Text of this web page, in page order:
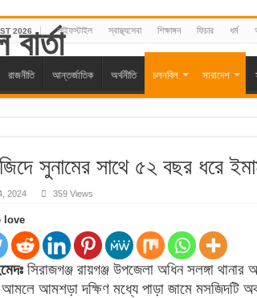
2026 লাইফস্টাইল স্বাস্থ্যসেবা শিক্ষাঙ্গন ফিচার ধর্ম
রাজনীতি আন্তর্জাতিক অর্থনীতি চলনবিল সারাদেশ
সুনামের সাথে ৫২ বছর ধরে
2024 359 Views
love
সিরাজগঞ্জ রায়গঞ্জ উপজেলা অধিন সলঙ্গা
আমলে আমশড়া দক্ষিণ মধ্যে পাড়া জামে মসজিদটি